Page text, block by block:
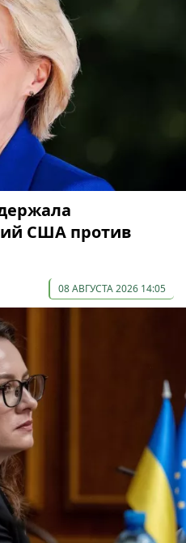
США против
08 АВГУСТА 2026 14:05